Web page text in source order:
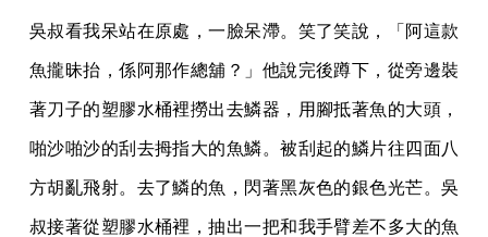
吳叔看我呆站在原處，一臉呆滯。笑了笑說，「阿這款
魚攏昧抬，係阿那作總舖？」他說完後蹲下，從旁邊裝
著刀子的塑膠水桶裡撈出去鱗器，用腳抵著魚的大頭，
啪沙啪沙的刮去拇指大的魚鱗。被刮起的鱗片往四面八
方胡亂飛射。去了鱗的魚，閃著黑灰色的銀色光芒。吳
叔接著從塑膠水桶裡，抽出一把和我手臂差不多大的魚